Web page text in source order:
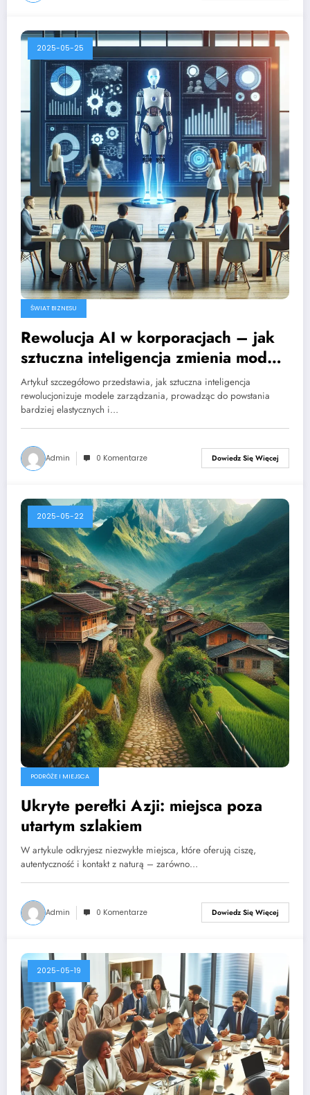
2025-05-25
ŚWIAT BIZNESU
Rewolucja AI w korporacjach – jak
sztuczna inteligencja zmienia model
zarządzania
Artykuł szczegółowo przedstawia, jak sztuczna inteligencja
rewolucjonizuje modele zarządzania, prowadząc do powstania
bardziej elastycznych i…
Admin 0 Komentarze Dowiedz Się Więcej
2025-05-22
PODRÓŻE I MIEJSCA
Ukryte perełki Azji: miejsca poza
utartym szlakiem
W artykule odkryjesz niezwykłe miejsca, które oferują ciszę,
autentyczność i kontakt z naturą – zarówno…
Admin 0 Komentarze Dowiedz Się Więcej
2025-05-19